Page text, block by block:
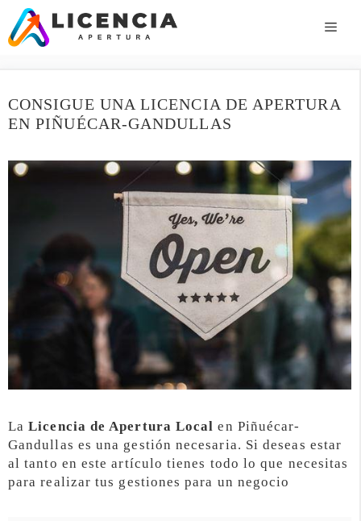
Saltar
contenido
CONSIGUE UNA LICENCIA DE APERTURA
EN PIÑUÉCAR-GANDULLAS
LaLicencia de Apertura Local en Piñuécar-
Gandullas es una gestión necesaria. Si deseas estar
al tanto en este artículo tienes todo lo que necesitas
para realizar tus gestiones para un negocio